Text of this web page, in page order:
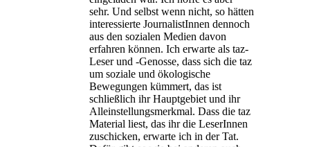
sehr. Und selbst wenn nicht, so hätten
interessierte JournalistInnen dennoch
aus den sozialen Medien davon
erfahren können. Ich erwarte als taz-
Leser und -Genosse, dass sich die taz
um soziale und ökologische
Bewegungen kümmert, das ist
schließlich ihr Hauptgebiet und ihr
Alleinstellungsmerkmal. Dass die taz
Material liest, das ihr die LeserInnen
zuschicken, erwarte ich in der Tat.